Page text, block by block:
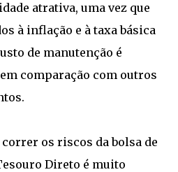
atrativa, uma vez que
à inflação e à taxa básica
de manutenção é
comparação com outros
correr os riscos da bolsa de
Direto é muito